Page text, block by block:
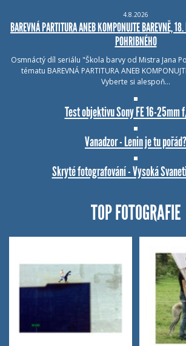
4.8.2026
BAREVNÁ PARTITURA ANEB KOMPONUJTE BAREVNĚ,
POHRIBNÉHO
Osmnáctý díl seriálu "Škola barvy od Mistra Jana
tématu BAREVNÁ PARTITURA ANEB
Vyberte si alespoň…
Test objektivu Sony FE 16-25mm
Vanadzor - Lenin je tu pořád?
Skryté fotografování - Vysoká
TOP FOTOGRAFIE